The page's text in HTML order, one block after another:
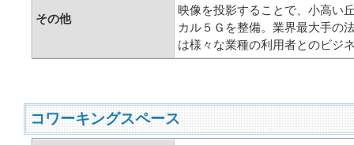
その他
映像を投影することで、小高い
カル５Ｇを整備。業界最大手の
は様々な業種の利用者とのビジ
コワーキングスペース